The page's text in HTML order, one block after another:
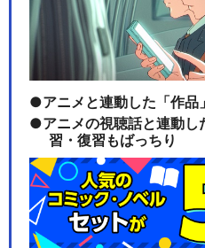
アニメと連動した「作品
アニメの視聴話と連動
習・復習もばっちり